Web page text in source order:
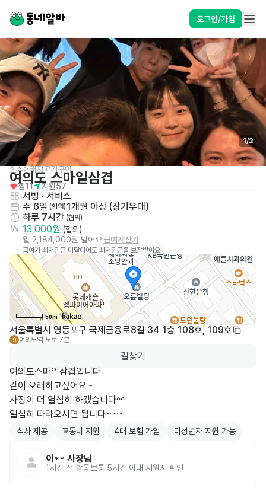
로그인/가입
1/3
한식>돼지고기구이
여의도 스마일삼겹
찜11 지원57
서빙 · 서비스
주 6일 (협의) 1개월 이상 (장기우대)
하루 7시간 (협의)
13,000원 (협의)
월 2,184,000원 벌어요급여계산기
급여가 최저임금 미달이어도 최저임금을 보장받아요
50m
서울특별시 영등포구 국제금융로8길 34 1층 108호, 109호
9 여의도역 도보 7분
길찾기
여의도스마일삼겹입니다
같이 오래하고싶어요~
사장이 더 열심히 하겠습니다^^
열심히 따라오시면 됩니다~~~
식사 제공 교통비 지원 4대 보험 가입 미성년자 지원 가능
이** 사장님
1시간 전 활동보통 5시간 이내 지원서 확인